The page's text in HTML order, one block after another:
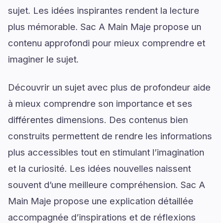
sujet. Les idées inspirantes rendent la lecture
plus mémorable. Sac A Main Maje propose un
contenu approfondi pour mieux comprendre et
imaginer le sujet.
Découvrir un sujet avec plus de profondeur aide
à mieux comprendre son importance et ses
différentes dimensions. Des contenus bien
construits permettent de rendre les informations
plus accessibles tout en stimulant l’imagination
et la curiosité. Les idées nouvelles naissent
souvent d’une meilleure compréhension. Sac A
Main Maje propose une explication détaillée
accompagnée d’inspirations et de réflexions